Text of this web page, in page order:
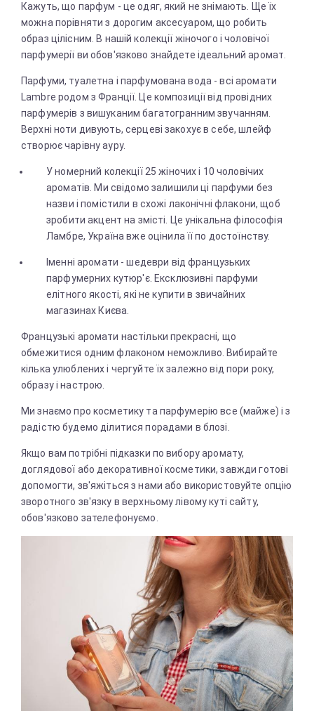
Кажуть, що парфум - це одяг, який не знімають. Ще їх
можна порівняти з дорогим аксесуаром, що робить
образ цілісним. В нашій колекції жіночого і чоловічої
парфумерії ви обов'язково знайдете ідеальний аромат.
Парфуми, туалетна і парфумована вода - всі аромати
Lambre родом з Франції. Це композиції від провідних
парфумерів з вишуканим багатогранним звучанням.
Верхні ноти дивують, серцеві закохує в себе, шлейф
створює чарівну ауру.
У номерний колекції 25 жіночих і 10 чоловічих
ароматів. Ми свідомо залишили ці парфуми без
назви і помістили в схожі лаконічні флакони, щоб
зробити акцент на змісті. Це унікальна філософія
Ламбре, Україна вже оцінила її по достоїнству.
Іменні аромати - шедеври від французьких
парфумерних кутюр'є. Ексклюзивні парфуми
елітного якості, які не купити в звичайних
магазинах Києва.
Французькі аромати настільки прекрасні, що
обмежитися одним флаконом неможливо. Вибирайте
кілька улюблених і чергуйте їх залежно від пори року,
образу і настрою.
Ми знаємо про косметику та парфумерію все (майже) і з
радістю будемо ділитися порадами в блозі.
Якщо вам потрібні підказки по вибору аромату,
доглядової або декоративної косметики, завжди готові
допомогти, зв'яжіться з нами або використовуйте опцію
зворотного зв'язку в верхньому лівому куті сайту,
обов'язково зателефонуємо.